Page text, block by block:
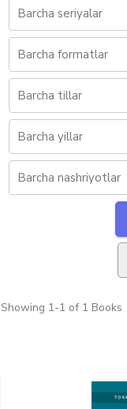
Showing 1-1 of 1 Books